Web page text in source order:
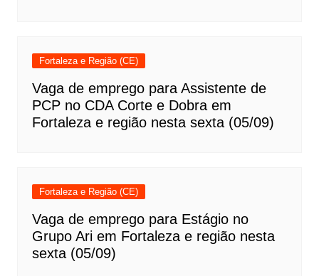
Fortaleza e Região (CE)
Vaga de emprego para Assistente de
PCP no CDA Corte e Dobra em
Fortaleza e região nesta sexta (05/09)
Fortaleza e Região (CE)
Vaga de emprego para Estágio no
Grupo Ari em Fortaleza e região nesta
sexta (05/09)